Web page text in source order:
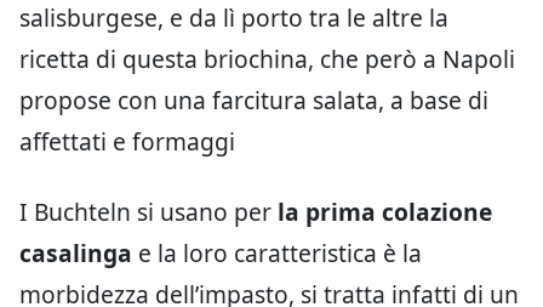
salisburgese, e da lì porto tra le altre la
ricetta di questa briochina, che però a Napoli
propose con una farcitura salata, a base di
affettati e formaggi
I Buchteln si usano per la prima colazione
casalinga e la loro caratteristica è la
morbidezza dell’impasto, si tratta infatti di un